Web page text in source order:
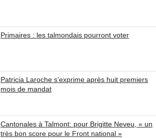
Primaires : les talmondais pourront voter
Patricia Laroche s’exprime après huit premiers
mois de mandat
Cantonales à Talmont: pour Brigitte Neveu, « un
très bon score pour le Front national »